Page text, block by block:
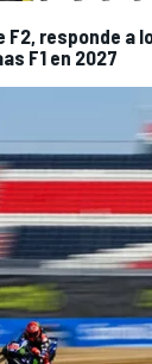
F2, responde a
F1 en 2027